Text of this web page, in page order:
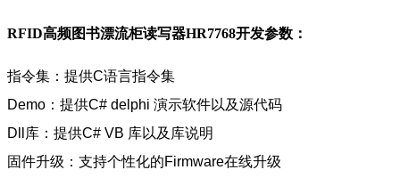
RFID高频图书漂流柜读写器HR7768开发参数：
指令集：提供C语言指令集
Demo：提供C# delphi 演示软件以及源代码
Dll库：提供C# VB 库以及库说明
固件升级：支持个性化的Firmware在线升级